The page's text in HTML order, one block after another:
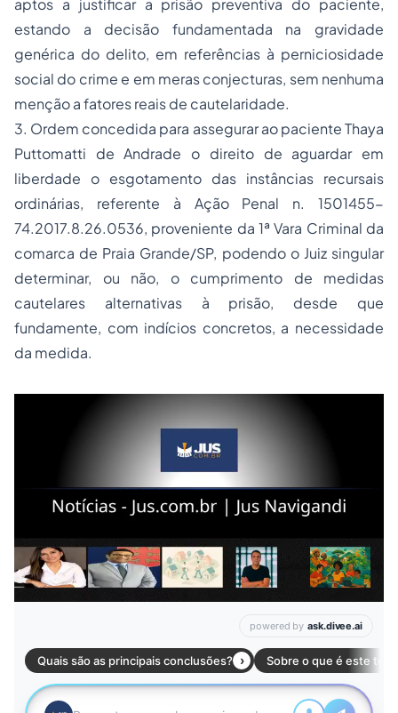
aptos a justificar a prisão preventiva do paciente,
estando a decisão fundamentada na gravidade
genérica do delito, em referências à perniciosidade
social do crime e em meras conjecturas, sem nenhuma
menção a fatores reais de cautelaridade.
3. Ordem concedida para assegurar ao paciente Thaya
Puttomatti de Andrade o direito de aguardar em
liberdade o esgotamento das instâncias recursais
ordinárias, referente à Ação Penal n. 1501455-
74.2017.8.26.0536, proveniente da 1ª Vara Criminal da
comarca de Praia Grande/SP, podendo o Juiz singular
determinar, ou não, o cumprimento de medidas
cautelares alternativas à prisão, desde que
fundamente, com indícios concretos, a necessidade
da medida.